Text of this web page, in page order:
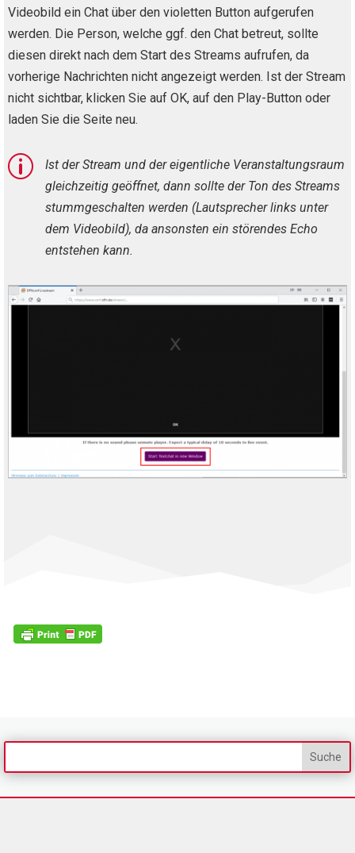
Videobild ein Chat über den violetten Button aufgerufen
werden. Die Person, welche ggf. den Chat betreut, sollte
diesen direkt nach dem Start des Streams aufrufen, da
vorherige Nachrichten nicht angezeigt werden. Ist der Stream
nicht sichtbar, klicken Sie auf OK, auf den Play-Button oder
laden Sie die Seite neu.
p
Ist der Stream und der eigentliche Veranstaltungsraum
gleichzeitig geöffnet, dann sollte der Ton des Streams
stummgeschalten werden (Lautsprecher links unter
dem Videobild), da ansonsten ein störendes Echo
entstehen kann.